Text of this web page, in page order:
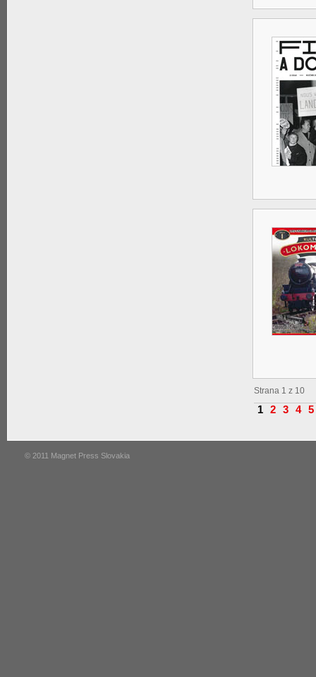
Strana 1 z 10
1 2 3 4 5
© 2011 Magnet Press Slovakia